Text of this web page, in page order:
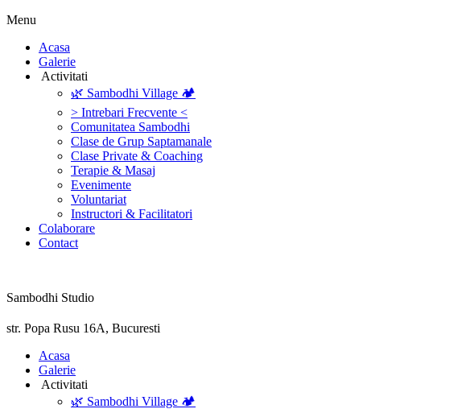
Menu
‎Acasa
Galerie
‎ ‎Activitati‎
🌿 Sambodhi Village 🏕️
> Intrebari Frecvente <
Comunitatea Sambodhi
Clase de Grup Saptamanale
Clase Private & Coaching
Terapie & Masaj
‎Evenimente
Voluntariat
‏‏‎Instructori & Facilitatori
Colaborare
Contact
Sambodhi Studio
str. Popa Rusu 16A, Bucuresti
‎Acasa
Galerie
‎ ‎Activitati‎
🌿 Sambodhi Village 🏕️